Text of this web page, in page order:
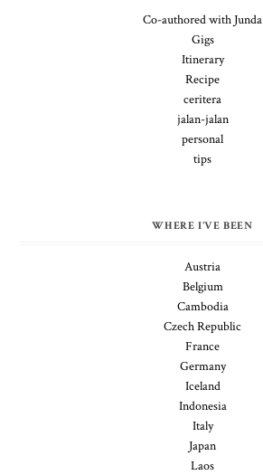
Co-authored with Junda
Gigs
Itinerary
Recipe
ceritera
jalan-jalan
personal
tips
WHERE I'VE BEEN
Austria
Belgium
Cambodia
Czech Republic
France
Germany
Iceland
Indonesia
Italy
Japan
Laos